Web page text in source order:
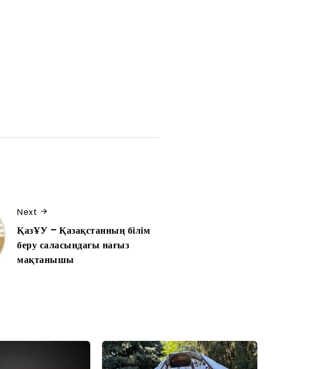
Next
ҚазҰУ – Қазақстанның білім
беру саласындағы нағыз
мақтанышы